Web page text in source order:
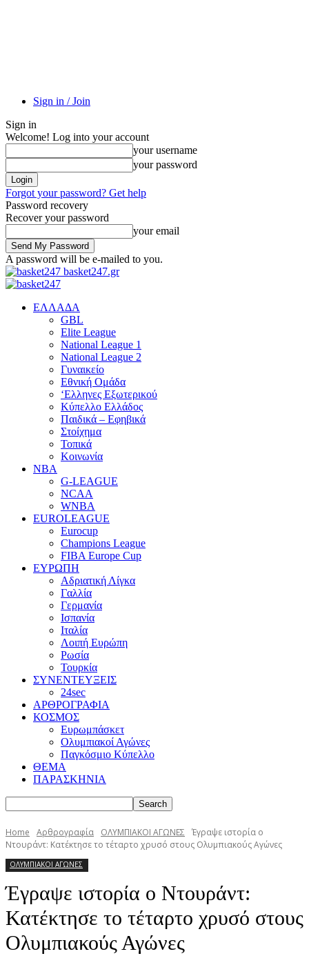
Sign in / Join
Sign in
Welcome! Log into your account
your username
your password
Forgot your password? Get help
Password recovery
Recover your password
your email
A password will be e-mailed to you.
basket247.gr
EΛΛΑΔΑ
GBL
Elite League
National League 1
National League 2
Γυναικείο
Εθνική Ομάδα
‘Ελληνες Εξωτερικού
Κύπελλο Ελλάδος
Παιδικά – Εφηβικά
Στοίχημα
Τοπικά
Κοινωνία
NBA
G-LEAGUE
NCAA
WNBA
ΕUROLEAGUE
Eurocup
Champions League
FIBA Europe Cup
ΕΥΡΩΠΗ
Αδριατική Λίγκα
Γαλλία
Γερμανία
Ισπανία
Ιταλία
Λοιπή Ευρώπη
Ρωσία
Τουρκία
ΣΥΝΕΝΤΕΥΞΕΙΣ
24sec
ΑΡΘΡΟΓΡΑΦΙΑ
ΚΟΣΜΟΣ
Ευρωμπάσκετ
Ολυμπιακοί Αγώνες
Παγκόσμιο Κύπελλο
ΘΕΜΑ
ΠΑΡΑΣΚΗΝΙΑ
Home Αρθρογραφία ΟΛΥΜΠΙΑΚΟΙ ΑΓΩΝΕΣ
Έγραψε ιστορία ο
Ντουράντ: Κατέκτησε το τέταρτο χρυσό στους Ολυμπιακούς Αγώνες
ΟΛΥΜΠΙΑΚΟΙ ΑΓΩΝΕΣ
Έγραψε ιστορία ο Ντουράντ:
Κατέκτησε το τέταρτο χρυσό στους
Ολυμπιακούς Αγώνες